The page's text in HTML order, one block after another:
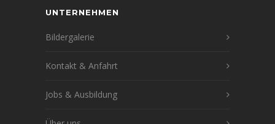
UNTERNEHMEN
Bildergalerie
Kontakt & Anfahrt
Jobs & Ausbildung